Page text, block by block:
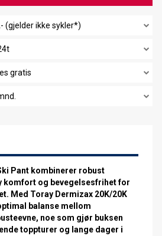
(gjelder ikke sykler*)
gratis
Pant kombinerer robust
komfort og bevegelsesfrihet for
Med Toray Dermizax 20K/20K
balanse mellom
noe som gjør buksen
toppturer og lange dager i